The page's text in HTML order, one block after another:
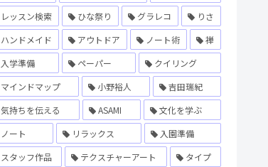
レッスン検索
ひな祭り グラレコ
りさ
ハンドメイド
アウトドア ノート術
禅
入学準備
ペーパー
クイリング
マインドマップ
小野裕人
吉田瑞紀
気持ちを伝える
ASAMI
文化を学ぶ
ノート
リラックス
入園準備
スタッフ作品
テクスチャーアート
タイプ